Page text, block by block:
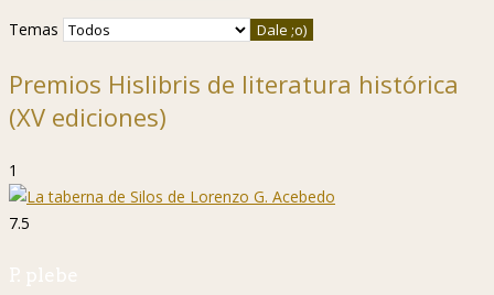
Temas
Premios Hislibris de literatura histórica
(XV ediciones)
1
7.5
P. plebe